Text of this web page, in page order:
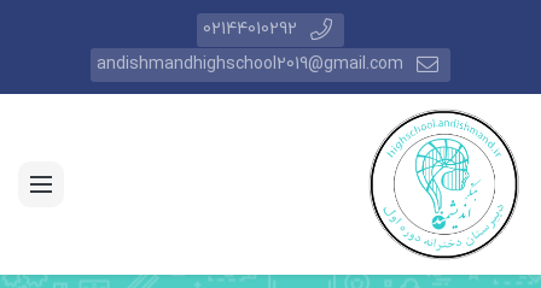
02144010292
andishmandhighschool2019@gmail.com